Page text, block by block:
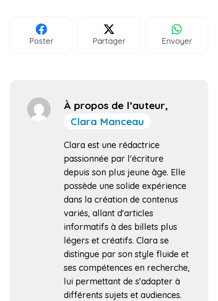
Poster Partager Envoyer
À propos de l’auteur,
Clara Manceau
Clara est une rédactrice
passionnée par l'écriture
depuis son plus jeune âge. Elle
possède une solide expérience
dans la création de contenus
variés, allant d'articles
informatifs à des billets plus
légers et créatifs. Clara se
distingue par son style fluide et
ses compétences en recherche,
lui permettant de s'adapter à
différents sujets et audiences.